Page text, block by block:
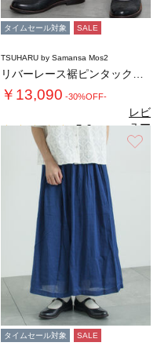
タイムセール対象 SALE
TSUHARU by Samansa Mos2
￥13,090 -30%OFF-
5.0（2）
レビ
ュー
を見
る
タイムセール対象 SALE